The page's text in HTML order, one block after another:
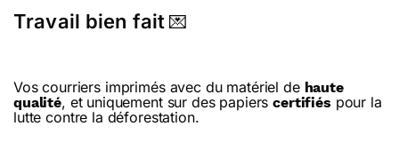
Travail bien fait 💌
Vos courriers imprimés avec du matériel de haute
qualité, et uniquement sur des papierscertifiés pour la
lutte contre la déforestation.